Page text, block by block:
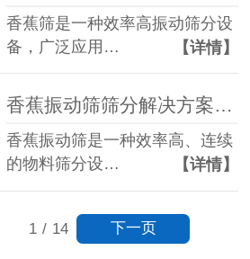
香蕉筛是一种效率高振动筛分设
备，广泛应用…
【详情】
香蕉振动筛筛分解决方案的核心设备
香蕉振动筛是一种效率高、连续
的物料筛分设…
【详情】
1 / 14 下一页